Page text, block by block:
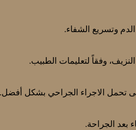
وتسريع الشفاء.
وفقاً لتعليمات الطبيب.
تحمل الاجراء الجراحي بشكل أفضل.
بعد الجراحة.